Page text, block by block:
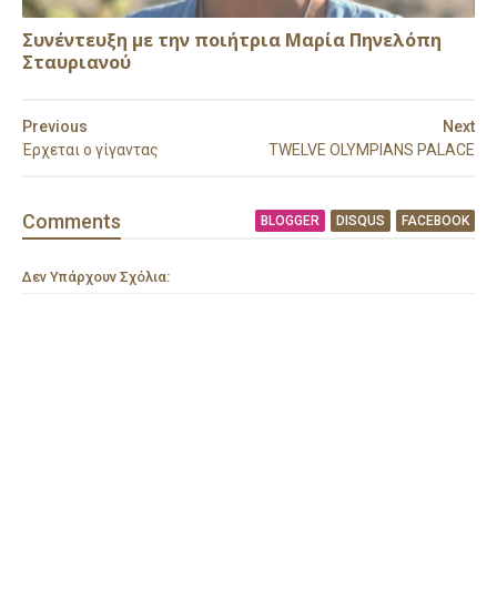
Συνέντευξη με την ποιήτρια Μαρία Πηνελόπη
Σταυριανού
Next
TWELVE OLYMPIANS PALACE
Previous
Έρχεται ο γίγαντας
Comments BLOGGER DISQUS FACEBOOK
Δεν Υπάρχουν Σχόλια: